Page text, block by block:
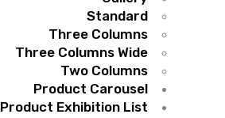
Standard
Three Columns
Three Columns Wide
Two Columns
Product Carousel
Product Exhibition List